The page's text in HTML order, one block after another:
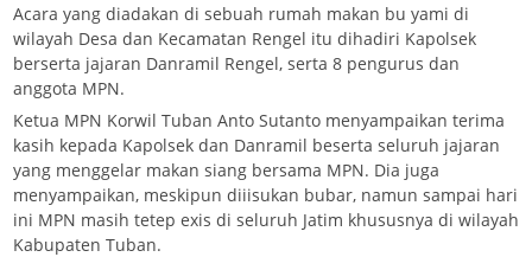
Acara yang diadakan di sebuah rumah makan bu yami di
wilayah Desa dan Kecamatan Rengel itu dihadiri Kapolsek
berserta jajaran Danramil Rengel, serta 8 pengurus dan
anggota MPN.
Ketua MPN Korwil Tuban Anto Sutanto menyampaikan terima
kasih kepada Kapolsek dan Danramil beserta seluruh jajaran
yang menggelar makan siang bersama MPN. Dia juga
menyampaikan, meskipun diiisukan bubar, namun sampai hari
ini MPN masih tetep exis di seluruh Jatim khususnya di wilayah
Kabupaten Tuban.